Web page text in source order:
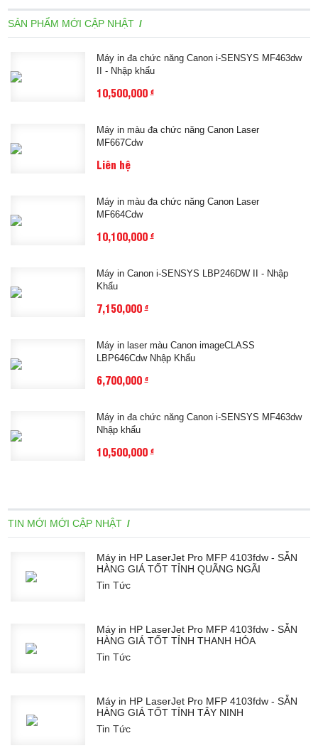
SẢN PHẨM MỚI CẬP NHẬT
Máy in đa chức năng Canon i-SENSYS MF463dw
II - Nhập khẩu
10,500,000đ
Máy in màu đa chức năng Canon Laser
MF667Cdw
Liên hệ
Máy in màu đa chức năng Canon Laser
MF664Cdw
10,100,000đ
Máy in Canon i-SENSYS LBP246DW II - Nhập
Khẩu
7,150,000đ
Máy in laser màu Canon imageCLASS
LBP646Cdw Nhập Khẩu
6,700,000đ
Máy in đa chức năng Canon i-SENSYS MF463dw
Nhập khẩu
10,500,000đ
TIN MỚI MỚI CẬP NHẬT
Máy in HP LaserJet Pro MFP 4103fdw - SẴN
HÀNG GIÁ TỐT TỈNH QUÃNG NGÃI
Tin Tức
Máy in HP LaserJet Pro MFP 4103fdw - SẴN
HÀNG GIÁ TỐT TỈNH THANH HÓA
Tin Tức
Máy in HP LaserJet Pro MFP 4103fdw - SẴN
HÀNG GIÁ TỐT TỈNH TÂY NINH
Tin Tức